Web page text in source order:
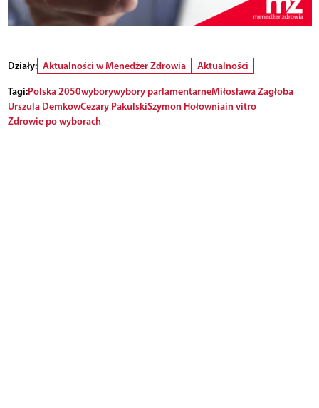
Działy: Aktualności w Menedżer Zdrowia
Aktualności
Tagi:Polska 2050wyborywybory parlamentarneMiłosława Zagłoba
Urszula DemkowCezary PakulskiSzymon Hołowniain vitro
Zdrowie po wyborach